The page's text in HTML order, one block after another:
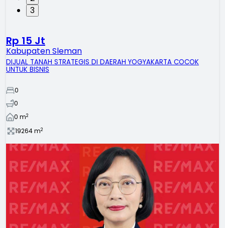
3
Rp 15 Jt
Kabupaten Sleman
DIJUAL TANAH STRATEGIS DI DAERAH YOGYAKARTA COCOK
UNTUK BISNIS
0
0
0 m2
19264m2